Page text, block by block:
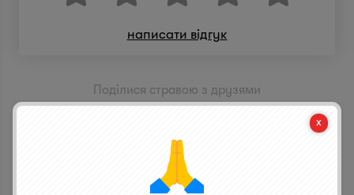
написати відгук
Поділися стравою з друзями